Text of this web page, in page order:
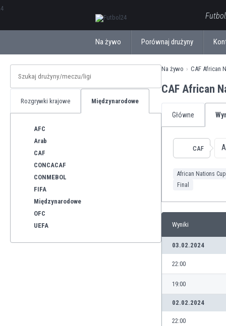
Na żywo Porównaj drużyny
Rozgrywki krajowe Międzynarodowe
AFC
Arab
CAF
CONCACAF
CONMEBOL
FIFA
Międzynarodowe
OFC
UEFA
Na żywo CAF African
CAF African
Główne
CAF
African Nations Cup
Final
Wyniki
03.02.2024
22:00
19:00
02.02.2024
22:00